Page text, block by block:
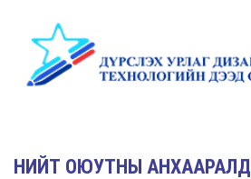
НИЙТ ОЮУТНЫ АНХААРАЛД